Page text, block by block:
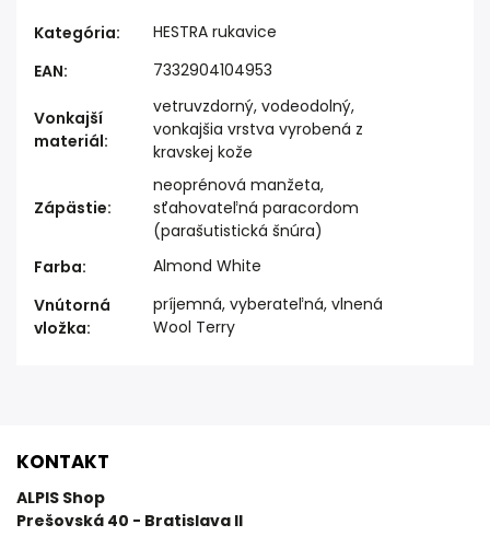
Kategória:
HESTRA rukavice
EAN: 7332904104953
Vonkajší
materiál:
vetruvzdorný, vodeodolný,
vonkajšia vrstva vyrobená z
kravskej kože
Zápästie:
neoprénová manžeta,
sťahovateľná paracordom
(parašutistická šnúra)
Farba:
Almond White
Vnútorná
vložka:
príjemná, vyberateľná, vlnená
Wool Terry
KONTAKT
ALPIS Shop
Prešovská 40 - Bratislava II